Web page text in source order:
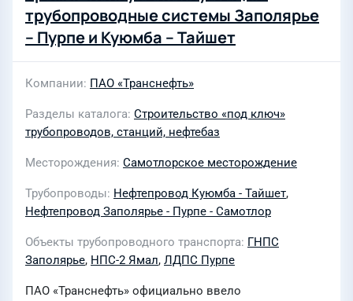
трубопроводные системы Заполярье
– Пурпе и Куюмба – Тайшет
Компании ПАО «Транснефть»
Разделы каталога Строительство «под ключ»
трубопроводов, станций, нефтебаз
Месторождения Самотлорское месторождение
Трубопроводы Нефтепровод Куюмба - Тайшет,
Нефтепровод Заполярье - Пурпе - Самотлор
Объекты трубопроводного транспорта ГНПС
Заполярье, НПС-2 Ямал, ЛДПС Пурпе
ПАО «Транснефть» официально ввело